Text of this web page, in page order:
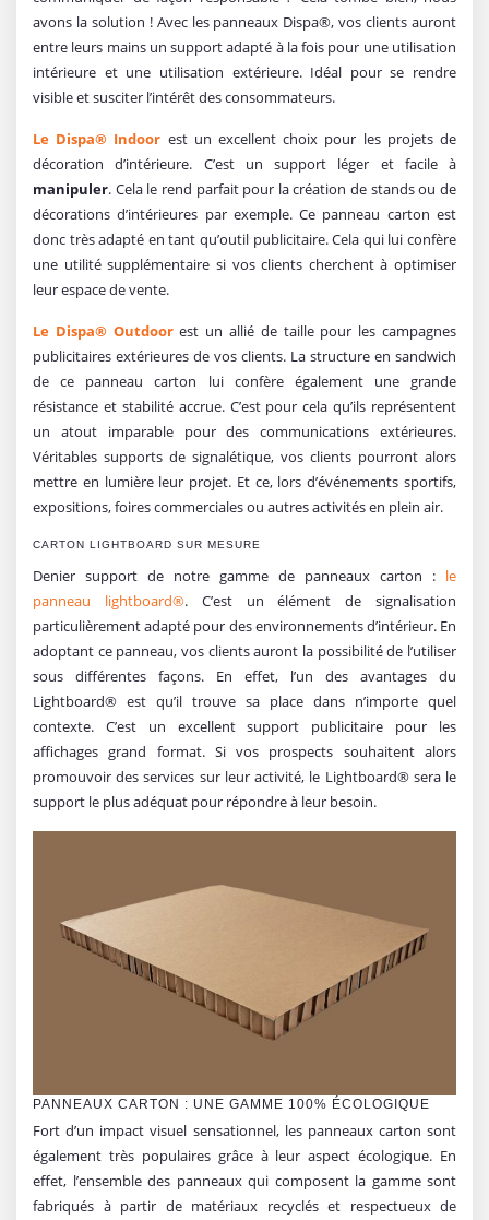
avons la solution ! Avec les panneaux Dispa®, vos clients auront
entre leurs mains un support adapté à la fois pour une utilisation
intérieure et une utilisation extérieure. Idéal pour se rendre
visible et susciter l’intérêt des consommateurs.
Le Dispa® Indoor est un excellent choix pour les projets de
décoration d’intérieure. C’est un support léger et facile à
manipuler. Cela le rend parfait pour la création de stands ou de
décorations d’intérieures par exemple. Ce panneau carton est
donc très adapté en tant qu’outil publicitaire. Cela qui lui confère
une utilité supplémentaire si vos clients cherchent à optimiser
leur espace de vente.
Le Dispa® Outdoorest un allié de taille pour les campagnes
publicitaires extérieures de vos clients. La structure en sandwich
de ce panneau carton lui confère également une grande
résistance et stabilité accrue. C’est pour cela qu’ils représentent
un atout imparable pour des communications extérieures.
Véritables supports de signalétique, vos clients pourront alors
mettre en lumière leur projet. Et ce, lors d’événements sportifs,
expositions, foires commerciales ou autres activités en plein air.
CARTON LIGHTBOARD SUR MESURE
Denier support de notre gamme de panneaux carton : le
panneau lightboard®. C’est un élément de signalisation
particulièrement adapté pour des environnements d’intérieur. En
adoptant ce panneau, vos clients auront la possibilité de l’utiliser
sous différentes façons. En effet, l’un des avantages du
Lightboard® est qu’il trouve sa place dans n’importe quel
contexte. C’est un excellent support publicitaire pour les
affichages grand format. Si vos prospects souhaitent alors
promouvoir des services sur leur activité, le Lightboard® sera le
support le plus adéquat pour répondre à leur besoin.
PANNEAUX CARTON : UNE GAMME 100% ÉCOLOGIQUE
Fort d’un impact visuel sensationnel, les panneaux carton sont
également très populaires grâce à leur aspect écologique. En
effet, l’ensemble des panneaux qui composent la gamme sont
fabriqués à partir de matériaux recyclés et respectueux de